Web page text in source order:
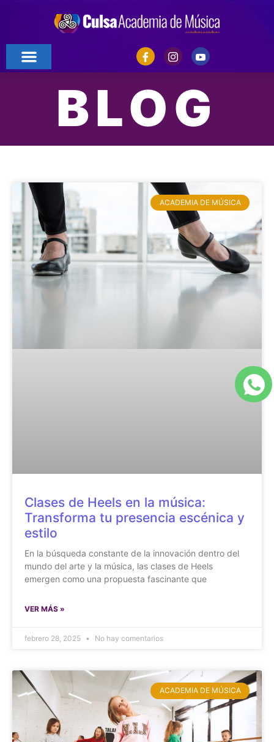
BLOG
ACADEMIA DE MÚSICA
Clases de Heels en la música:
Transforma tu presencia escénica y
estilo
En la búsqueda constante de la innovación dentro del
mundo del arte y la música, las clases de Heels
emergen como una propuesta fascinante que
VER MÁS »
febrero 28, 2025 No hay comentarios
ACADEMIA DE MÚSICA